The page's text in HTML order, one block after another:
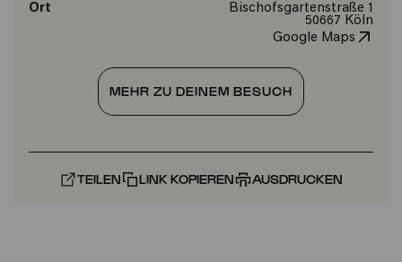
Ort
Bischofsgartenstraße 1
50667 Köln
Google Maps
MEHR ZU DEINEM BESUCH
TEILEN LINK KOPIEREN AUSDRUCKEN